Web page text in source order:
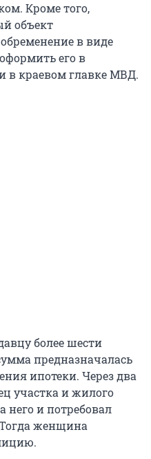
Кроме того,
объект
в виде
его в
в краевом главке МВД.
более шести
предназначалась
ипотеки. Через два
участка и жилого
него и потребовал
женщина